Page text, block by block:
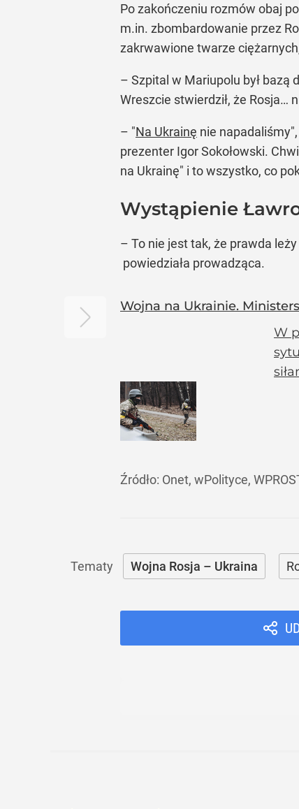
Po zakończeniu rozmów obaj
m.in. zbombardowanie przez
zakrwawione twarze
– Szpital w Mariupolu był bazą
Wreszcie stwierdził, że Rosja…
– "Na Ukrainę nie
prezenter Igor Sokołowski.
na Ukrainę" i to wszystko, co
Wystąpienie
– To nie jest tak, że prawda
powiedziała prowadząca.
Wojna na Ukrainie.
W
Źródło: Onet, wPolityce,
Wojna Rosja – Ukraina